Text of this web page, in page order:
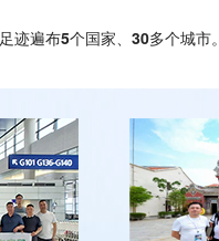
足迹遍布5个国家、 30多个城市。